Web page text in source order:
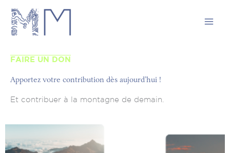
contenu
FAIRE UN DON
Apportez votre contribution dès aujourd’hui !
Et contribuer à la montagne de demain.